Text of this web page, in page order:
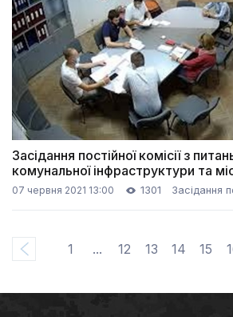
Засідання постійної комісії з
комунальної інфраструктури та
(07.06.2021)
07 червня 2021 13:00 1301 Засідання
1 ... 12 13 14 15